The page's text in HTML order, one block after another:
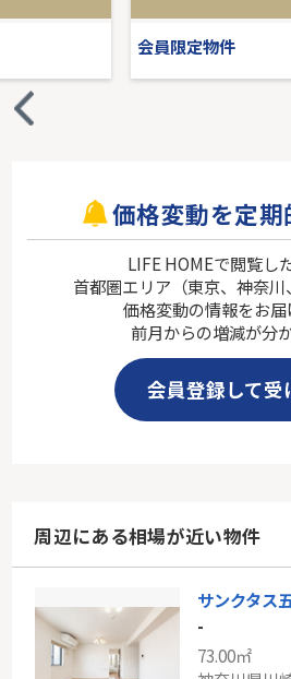
会員限定物件
価格変動を定期
LIFE HOMEで閲覧し
首都圏エリア（東京、神奈
価格変動の情報をお届
前月からの増減が分
会員登録して受
周辺にある相場が近い物件
サンクタス
-
73.00㎡